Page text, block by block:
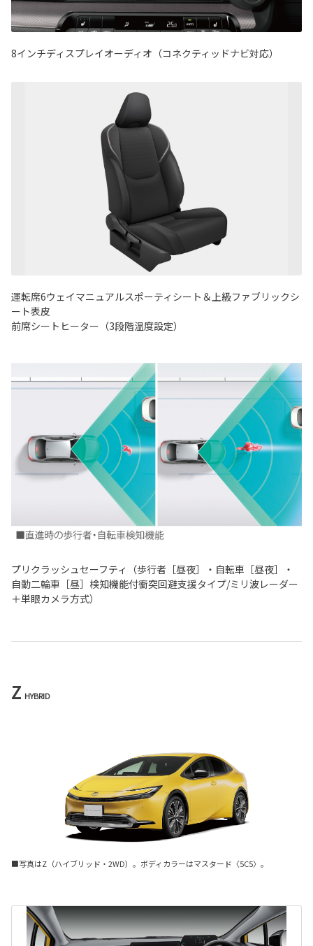
8インチディスプレイオーディオ（コネクティッドナビ対応）
運転席6ウェイマニュアルスポーティシート＆上級ファブリックシ
ート表皮
前席シートヒーター（3段階温度設定）
プリクラッシュセーフティ（歩行者［昼夜］・自転車［昼夜］・
自動二輪車［昼］検知機能付衝突回避支援タイプ/ミリ波レーダー
＋単眼カメラ方式）
Z HYBRID
■写真はZ（ハイブリッド・2WD）。ボディカラーはマスタード〈5C5〉。